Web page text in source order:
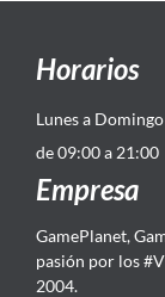
Horarios
Lunes a Domingo
de 09:00 a 21:00
Empresa
GamePlanet,
pasión por los
2004.